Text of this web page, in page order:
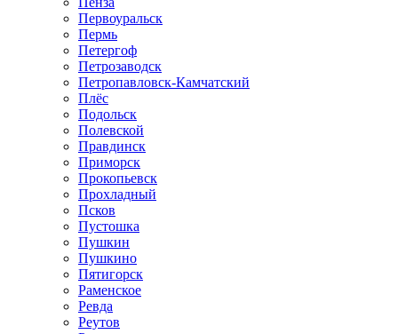
Первоуральск
Пермь
Петергоф
Петрозаводск
Петропавловск-Камчатский
Плёс
Подольск
Полевской
Правдинск
Приморск
Прокопьевск
Прохладный
Псков
Пустошка
Пушкин
Пушкино
Пятигорск
Раменское
Ревда
Реутов